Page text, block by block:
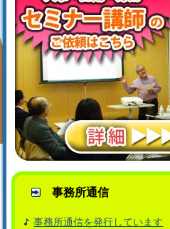
事務所通信
事務所通信を発行しています